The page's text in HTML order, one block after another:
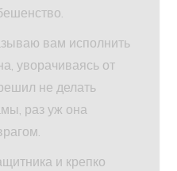
вам исполнить
уворачиваясь от
не делать
раз уж она
и крепко